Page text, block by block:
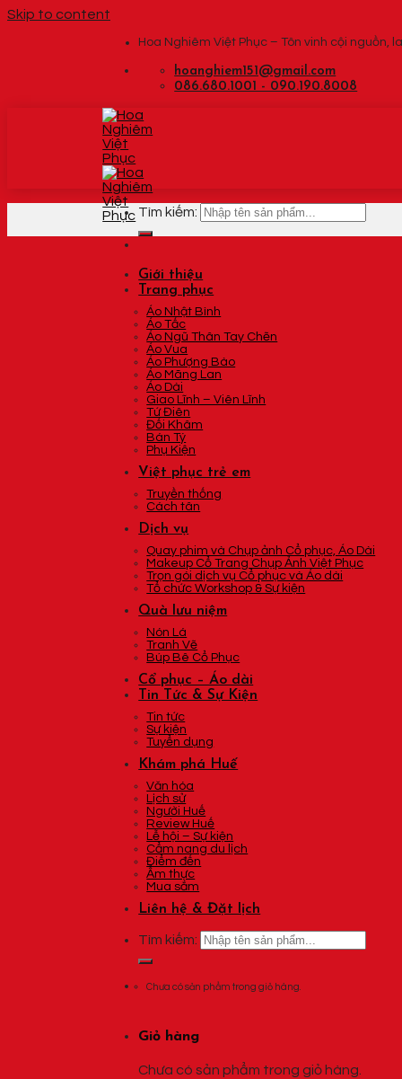
Skip to content
Hoa Nghiêm Việt Phục – Tôn vinh cội nguồn,
hoanghiem151@gmail.com
086.680.1001 - 090.190.8008
Giới thiệu
Trang phục
Áo Nhật Bình
Áo Tấc
Áo Ngũ Thân Tay Chẽn
Áo Vua
Áo Phượng Bào
Áo Mãng Lan
Áo Dài
Giao Lĩnh – Viên Lĩnh
Tứ Điên
Đối Khâm
Bán Tý
Phụ Kiện
Việt phục trẻ em
Truyền thống
Cách tân
Dịch vụ
Quay phim và Chụp ảnh Cổ phục, Áo Dài
Makeup Cổ Trang Chụp Ảnh Việt Phục
Trọn gói dịch vụ Cổ phục và Áo dài
Tổ chức Workshop & Sự kiện
Quà lưu niệm
Nón Lá
Tranh Vẽ
Búp Bê Cổ Phục
Cổ phục – Áo dài
Tin Tức & Sự Kiện
Tin tức
Sự kiện
Tuyển dụng
Khám phá Huế
Văn hóa
Lịch sử
Người Huế
Review Huế
Lễ hội – Sự kiện
Cẩm nang du lịch
Điểm đến
Ẩm thực
Mua sắm
Liên hệ & Đặt lịch
Tìm kiếm:
Chưa có sản phẩm trong giỏ hàng.
Giỏ hàng
Chưa có sản phẩm trong giỏ hàng.
Tìm kiếm: